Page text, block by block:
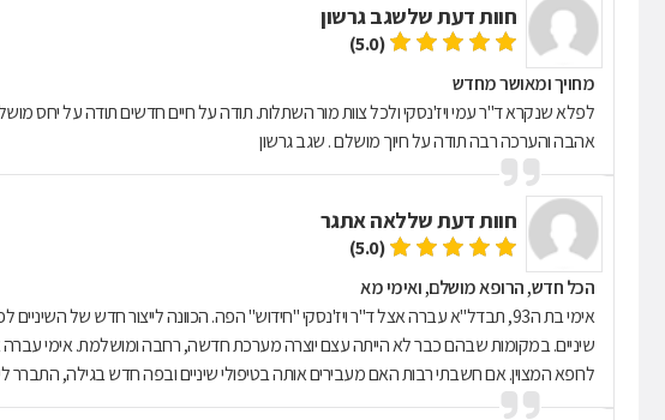
חוות דעת שלשגב גרשון
(5.0)
מחויך ומאושר מחדש
לפלא שנקרא ד"ר עמי ויז'נסקי ולכל צוות מור השתלות. תודה על חיים חדשים תודה על יחס
אהבה והערכה רבה תודה על חיוך מושלם . שגב גרשון
חוות דעת שללאה אתגר
(5.0)
הכל חדש, הרופא מושלם, ואימי מא
אימי בת ה93, תבדל"א עברה אצל ד"ר ויז'נסקי "חידוש" הפה. הכוונה לייצור חדש של
שיניים. במקומות שבהם כבר לא הייתה עצם יוצרה מערכת חדשה, רחבה ומושלמת. אימי עברה
לרופא המצוין. אם חשבתי רבות האם מעבירים אותה בטיפולי שיניים ובפה חדש בגילה, התברר לי